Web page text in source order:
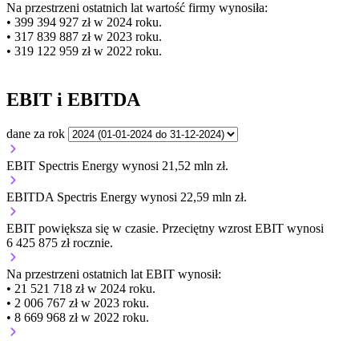
Na przestrzeni ostatnich lat wartość firmy wynosiła:
• 399 394 927 zł w 2024 roku.
• 317 839 887 zł w 2023 roku.
• 319 122 959 zł w 2022 roku.
EBIT i EBITDA
dane za rok
EBIT Spectris Energy wynosi 21,52 mln zł.
EBITDA Spectris Energy wynosi 22,59 mln zł.
EBIT powiększa się w czasie. Przeciętny wzrost EBIT wynosi
6 425 875 zł rocznie.
Na przestrzeni ostatnich lat EBIT wynosił:
• 21 521 718 zł w 2024 roku.
• 2 006 767 zł w 2023 roku.
• 8 669 968 zł w 2022 roku.